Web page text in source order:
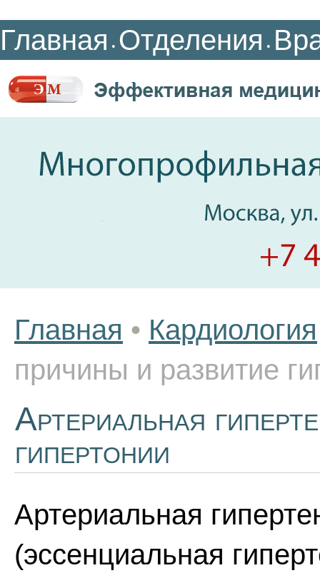
Главная • Отделения •
Главная • Кардиология
причины и развитие
Артериальная
гипертонии
Артериальная
(эссенциальная